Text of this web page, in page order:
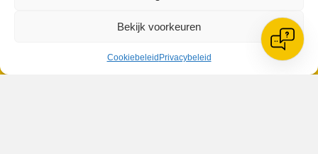
Bekijk voorkeuren
Cookiebeleid Privacybeleid